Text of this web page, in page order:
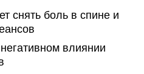
снять боль в спине и
влиянии